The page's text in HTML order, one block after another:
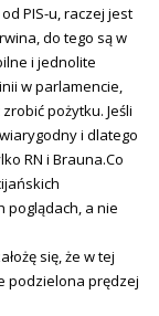
PIS-u, raczej jest
do tego są w
i jednolite
w parlamencie,
pożytku. Jeśli
i dlatego
RN i Brauna.Co
poglądach, a nie
się, że w tej
podzielona prędzej